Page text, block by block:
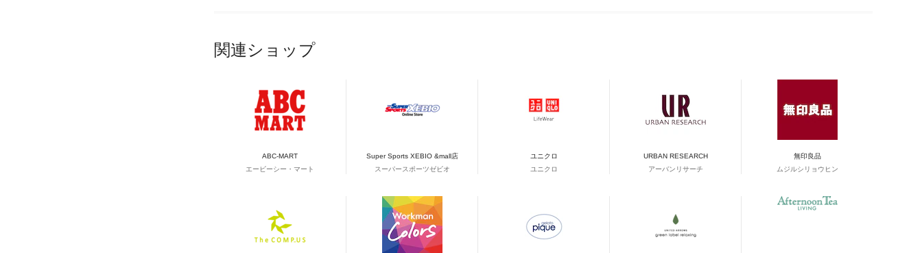
関連ショップ
ABC-MART
エービーシー・マート
Super Sports XEBIO &mall店
スーパースポーツゼビオ
ユニクロ
ユニクロ
URBAN RESEARCH
アーバンリサーチ
無印良品
ムジルシリョウヒン